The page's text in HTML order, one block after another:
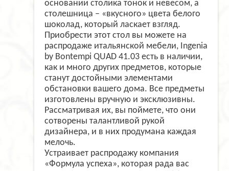
основании столика тонок и невесом, а
столешница – «вкусного» цвета белого
шоколад, который ласкает взгляд.
Приобрести этот стол вы можете на
распродаже итальянской мебели, Ingenia
by Bontempi QUAD 41.03 есть в наличии,
как и много других предметов, которые
станут достойными элементами
обстановки вашего дома. Все предметы
изготовлены вручную и эксклюзивны.
Рассматривая их, вы поймете, что они
сотворены талантливой рукой
дизайнера, и в них продумана каждая
мелочь.
Устраивает распродажу компания
«Формула успеха», которая рада вас